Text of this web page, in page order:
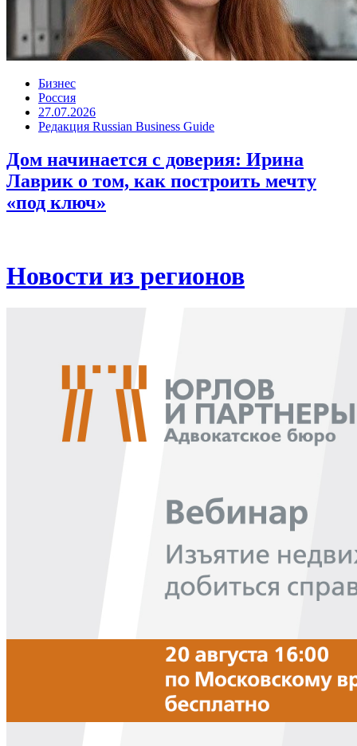
Бизнес
Россия
27.07.2026
Редакция Russian Business Guide
Дом начинается с доверия: Ирина
Лаврик о том, как построить мечту
«под ключ»
Новости из регионов